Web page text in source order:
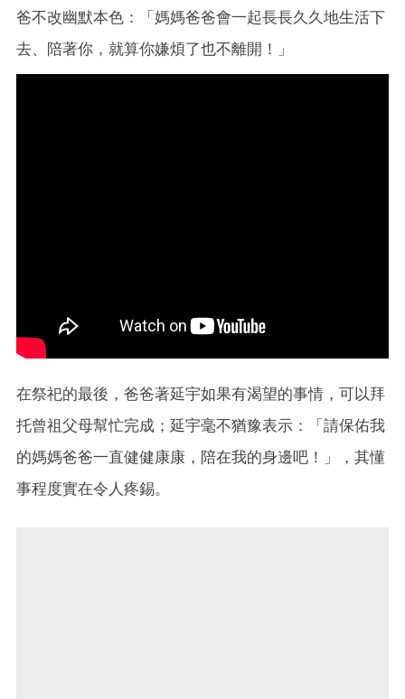
爸不改幽默本色：「媽媽爸爸會一起長長久久地生活下
去、陪著你，就算你嫌煩了也不離開！」
在祭祀的最後，爸爸著延宇如果有渴望的事情，可以拜
托曾祖父母幫忙完成；延宇毫不猶豫表示：「請保佑我
的媽媽爸爸一直健健康康，陪在我的身邊吧！」，其懂
事程度實在令人疼錫。